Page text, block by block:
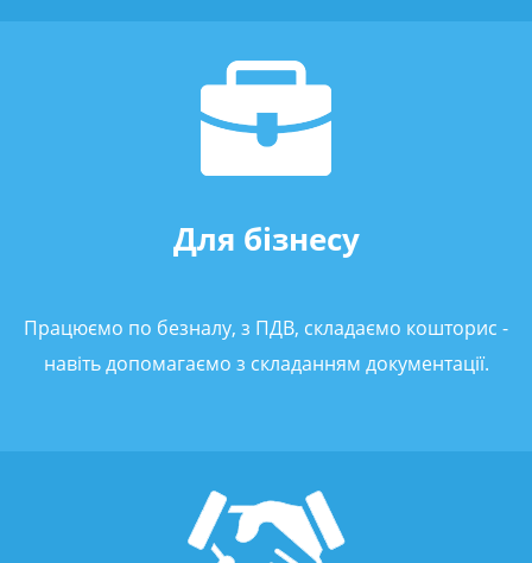
Для бізнесу
Працюємо по безналу, з ПДВ, складаємо кошторис -
навіть допомагаємо з складанням документації.